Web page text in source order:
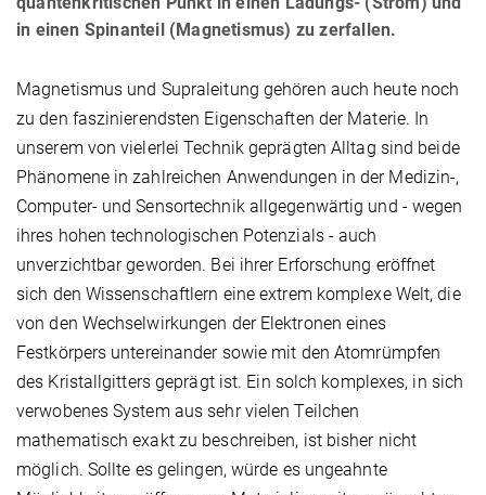
in einen Spinanteil (Magnetismus) zu zerfallen.
Magnetismus und Supraleitung gehören auch heute noch
zu den faszinierendsten Eigenschaften der Materie. In
unserem von vielerlei Technik geprägten Alltag sind beide
Phänomene in zahlreichen Anwendungen in der Medizin-,
Computer- und Sensortechnik allgegenwärtig und - wegen
ihres hohen technologischen Potenzials - auch
unverzichtbar geworden. Bei ihrer Erforschung eröffnet
sich den Wissenschaftlern eine extrem komplexe Welt, die
von den Wechselwirkungen der Elektronen eines
Festkörpers untereinander sowie mit den Atomrümpfen
des Kristallgitters geprägt ist. Ein solch komplexes, in sich
verwobenes System aus sehr vielen Teilchen
mathematisch exakt zu beschreiben, ist bisher nicht
möglich. Sollte es gelingen, würde es ungeahnte